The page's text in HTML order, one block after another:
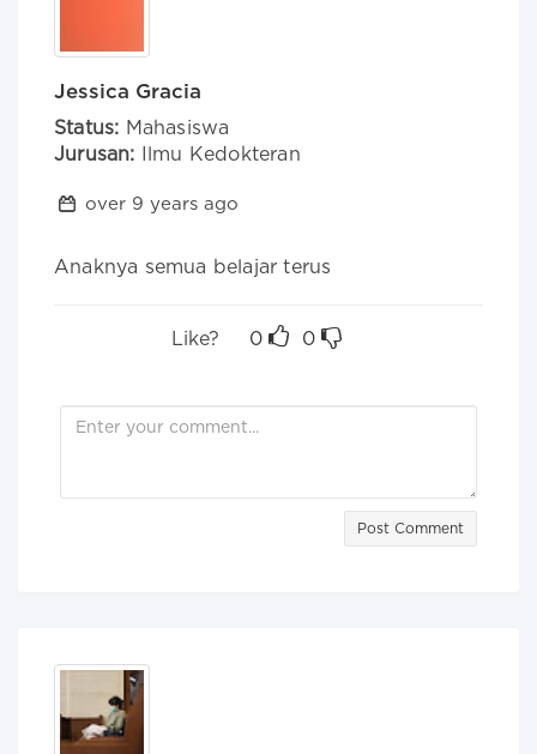
Jessica Gracia
Status: Mahasiswa
Jurusan: Ilmu Kedokteran
over 9 years ago
Anaknya semua belajar terus
Like? 0 0
Post Comment